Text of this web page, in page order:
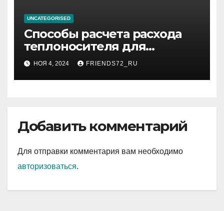
UNCATEGORISED
Способы расчета расхода
теплоносителя для
системы отопления
НОЯ 4, 2024 FRIENDS72_RU
Добавить комментарий
Для отправки комментария вам необходимо
авторизоваться.